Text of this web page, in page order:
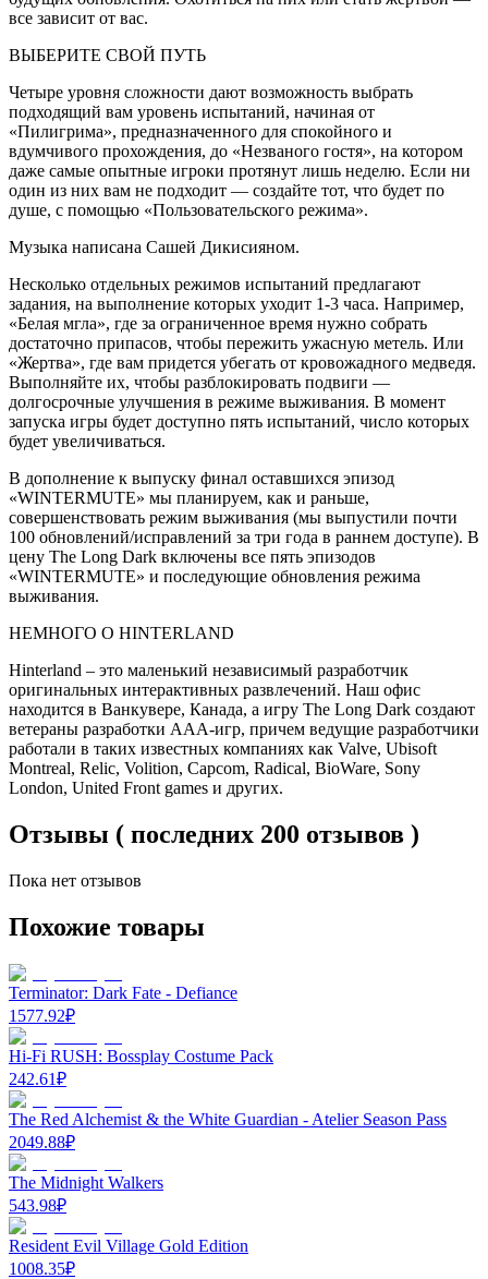
все зависит от вас.
ВЫБЕРИТЕ СВОЙ ПУТЬ
Четыре уровня сложности дают возможность выбрать
подходящий вам уровень испытаний, начиная от
«Пилигрима», предназначенного для спокойного и
вдумчивого прохождения, до «Незваного гостя», на котором
даже самые опытные игроки протянут лишь неделю. Если ни
один из них вам не подходит — создайте тот, что будет по
душе, с помощью «Пользовательского режима».
Музыка написана Сашей Дикисияном.
Несколько отдельных режимов испытаний предлагают
задания, на выполнение которых уходит 1-3 часа. Например,
«Белая мгла», где за ограниченное время нужно собрать
достаточно припасов, чтобы пережить ужасную метель. Или
«Жертва», где вам придется убегать от кровожадного медведя.
Выполняйте их, чтобы разблокировать подвиги —
долгосрочные улучшения в режиме выживания. В момент
запуска игры будет доступно пять испытаний, число которых
будет увеличиваться.
В дополнение к выпуску финал оставшихся эпизод
«WINTERMUTE» мы планируем, как и раньше,
совершенствовать режим выживания (мы выпустили почти
100 обновлений/исправлений за три года в раннем доступе). В
цену The Long Dark включены все пять эпизодов
«WINTERMUTE» и последующие обновления режима
выживания.
НЕМНОГО О HINTERLAND
Hinterland – это маленький независимый разработчик
оригинальных интерактивных развлечений. Наш офис
находится в Ванкувере, Канада, а игру The Long Dark создают
ветераны разработки ААА-игр, причем ведущие разработчики
работали в таких известных компаниях как Valve, Ubisoft
Montreal, Relic, Volition, Capcom, Radical, BioWare, Sony
London, United Front games и других.
Отзывы ( последних 200 отзывов )
Пока нет отзывов
Похожие товары
Terminator: Dark Fate - Defiance
1577.92₽
Hi-Fi RUSH: Bossplay Costume Pack
242.61₽
The Red Alchemist & the White Guardian - Atelier Season Pass
2049.88₽
The Midnight Walkers
543.98₽
Resident Evil Village Gold Edition
1008.35₽